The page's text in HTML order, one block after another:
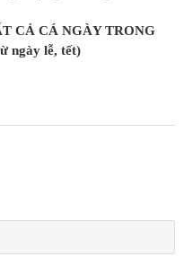
CẢ CÁ NGÀY TRONG
ngày lễ, tết)